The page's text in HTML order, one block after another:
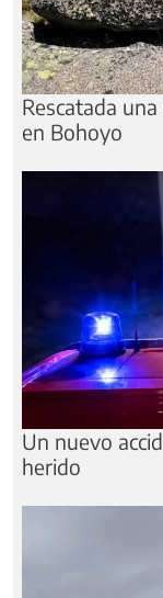
Rescatada
en Bohoyo
Un nuevo
herido